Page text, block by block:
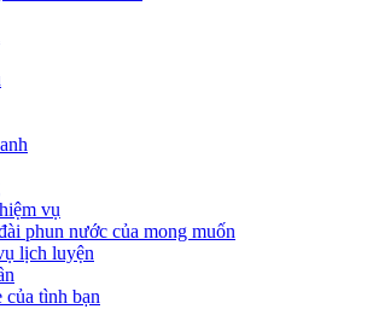
vụ
phun nước của mong muốn
lịch luyện
của tình bạn